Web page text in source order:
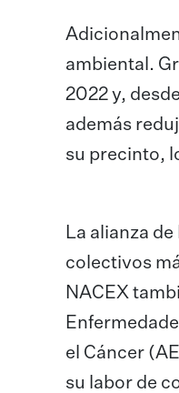
ambiental.
2022 y,
además
su precinto,
La alianza
colectivos
NACEX
el Cáncer
su labor de